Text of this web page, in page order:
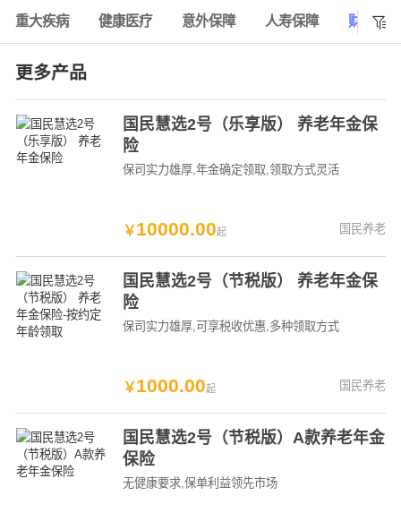

重大疾病 健康医疗 意外保障 人寿保障 财富年金
更多产品
国民慧选2号（乐享版） 养老年金保
险
保司实力雄厚,年金确定领取,领取方式灵活
￥10000.00起 国民养老
国民慧选2号（节税版） 养老年金保
险
保司实力雄厚,可享税收优惠,多种领取方式
￥1000.00起 国民养老
国民慧选2号（节税版）A款养老年金
保险
无健康要求,保单利益领先市场